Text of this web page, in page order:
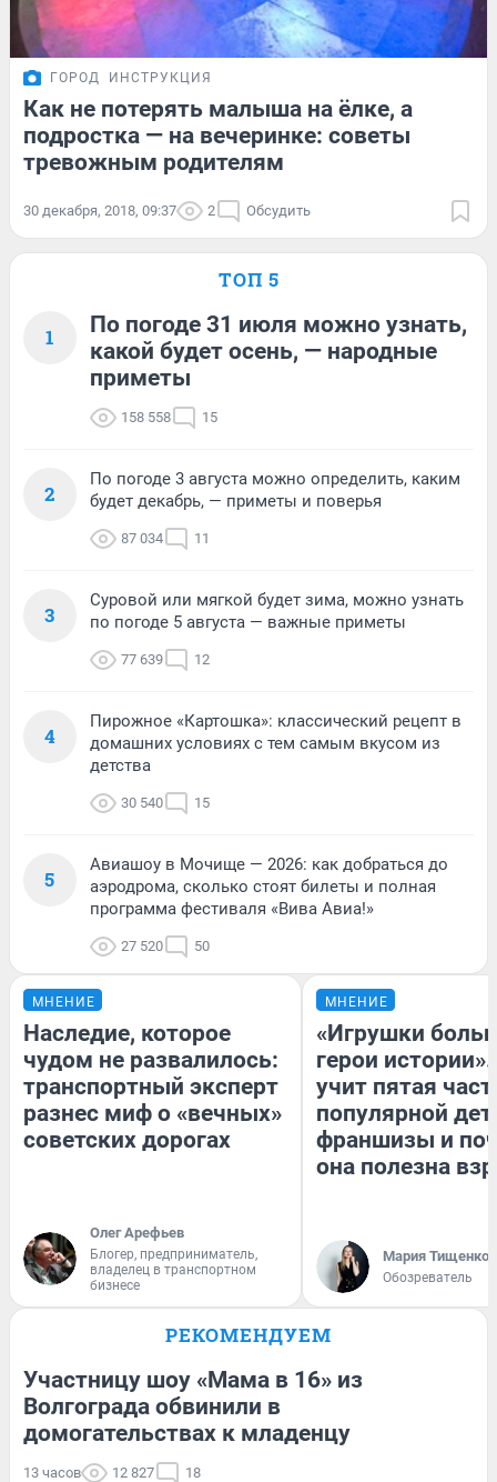
ГОРОД ИНСТРУКЦИЯ
Как не потерять малыша на ёлке, а
подростка — на вечеринке: советы
тревожным родителям
30 декабря, 2018, 09:37 2 Обсудить
ТОП 5
1
По погоде 31 июля можно узнать,
какой будет осень, — народные
приметы
158 558 15
2
По погоде 3 августа можно определить, каким
будет декабрь, — приметы и поверья
87 034 11
3
Суровой или мягкой будет зима, можно узнать
по погоде 5 августа — важные приметы
77 639 12
4
Пирожное «Картошка»: классический рецепт в
домашних условиях с тем самым вкусом из
детства
30 540 15
5
Авиашоу в Мочище — 2026: как добраться до
аэродрома, сколько стоят билеты и полная
программа фестиваля «Вива Авиа!»
27 520 50
МНЕНИЕ
Наследие, которое
чудом не развалилось:
транспортный эксперт
разнес миф о «вечных»
советских дорогах
Олег Арефьев
Блогер, предприниматель,
владелец в транспортном
бизнесе
МНЕНИЕ
«Игрушки
герои
учит пятая
популярной
франшизы и
она полезна
Мария Тищенко
Обозреватель
РЕКОМЕНДУЕМ
Участницу шоу «Мама в 16» из
Волгограда обвинили в
домогательствах к младенцу
13 часов 12 827 18